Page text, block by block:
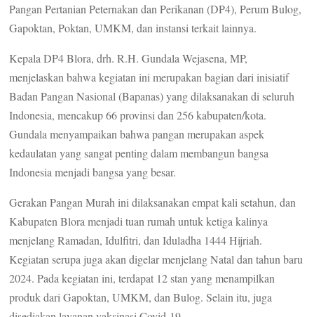
Pangan Pertanian Peternakan dan Perikanan (DP4), Perum Bulog,
Gapoktan, Poktan, UMKM, dan instansi terkait lainnya.
Kepala DP4 Blora, drh. R.H. Gundala Wejasena, MP,
menjelaskan bahwa kegiatan ini merupakan bagian dari inisiatif
Badan Pangan Nasional (Bapanas) yang dilaksanakan di seluruh
Indonesia, mencakup 66 provinsi dan 256 kabupaten/kota.
Gundala menyampaikan bahwa pangan merupakan aspek
kedaulatan yang sangat penting dalam membangun bangsa
Indonesia menjadi bangsa yang besar.
Gerakan Pangan Murah ini dilaksanakan empat kali setahun, dan
Kabupaten Blora menjadi tuan rumah untuk ketiga kalinya
menjelang Ramadan, Idulfitri, dan Iduladha 1444 Hijriah.
Kegiatan serupa juga akan digelar menjelang Natal dan tahun baru
2024. Pada kegiatan ini, terdapat 12 stan yang menampilkan
produk dari Gapoktan, UMKM, dan Bulog. Selain itu, juga